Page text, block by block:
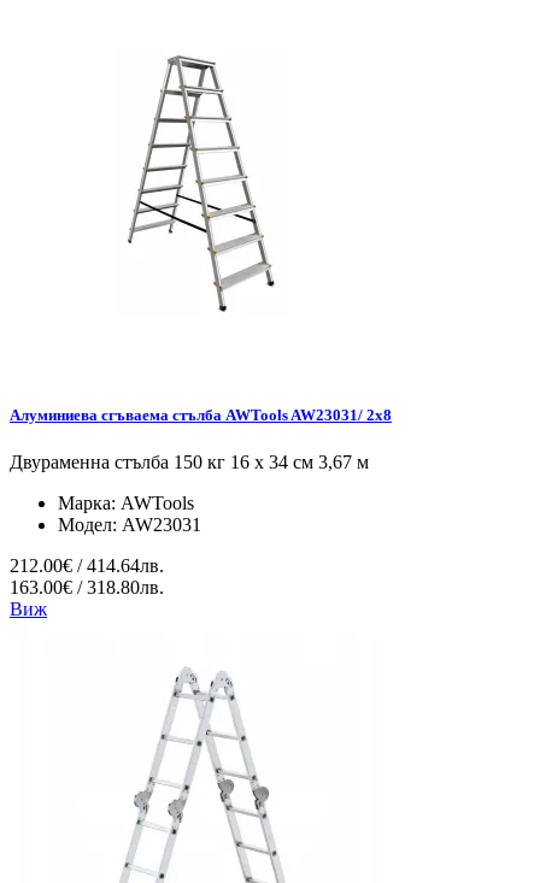
Алуминиева сгъваема стълба AWTools AW23031/ 2x8
Двураменна стълба 150 кг 16 x 34 см 3,67 м
Марка: AWTools
Модел: AW23031
212.00€ / 414.64лв.
163.00€ / 318.80лв.
Виж